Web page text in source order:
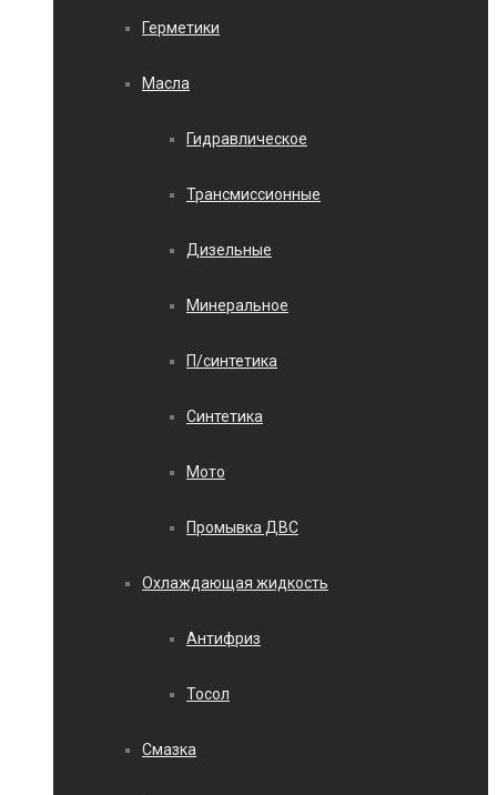
Герметики
Масла
Гидравлическое
Трансмиссионные
Дизельные
Минеральное
П/синтетика
Синтетика
Мото
Промывка ДВС
Охлаждающая жидкость
Антифриз
Тосол
Смазка